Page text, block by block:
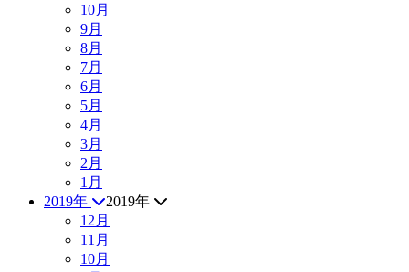
10月
9月
8月
7月
6月
5月
4月
3月
2月
1月
2019年
2019年
12月
11月
10月